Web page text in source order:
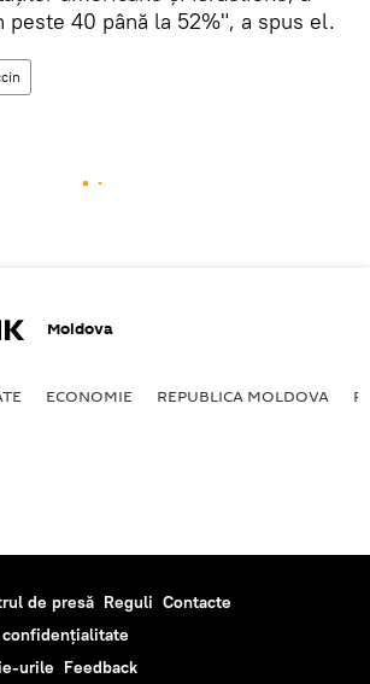
peste 40 până la 52%", a spus el.
Moldova
ECONOMIE REPUBLICA MOLDOVA
de presă Reguli Contacte
urile Feedback